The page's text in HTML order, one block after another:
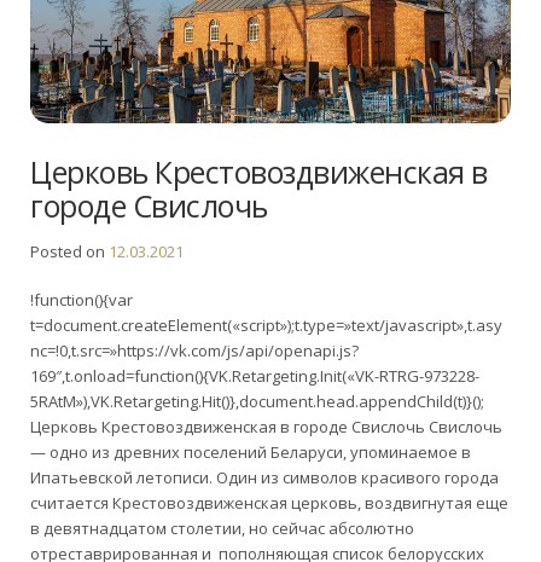
Церковь Крестовоздвиженская в
городе Свислочь
Posted on 12.03.2021
!function(){var
t=document.createElement(«script»);t.type=»text/javascript»,t.asy
nc=!0,t.src=»https://vk.com/js/api/openapi.js?
169″,t.onload=function(){VK.Retargeting.Init(«VK-RTRG-973228-
5RAtM»),VK.Retargeting.Hit()},document.head.appendChild(t)}();
Церковь Крестовоздвиженская в городе Свислочь Свислочь
— одно из древних поселений Беларуси, упоминаемое в
Ипатьевской летописи. Один из символов красивого города
считается Крестовоздвиженская церковь, воздвигнутая еще
в девятнадцатом столетии, но сейчас абсолютно
отреставрированная и пополняющая список белорусских